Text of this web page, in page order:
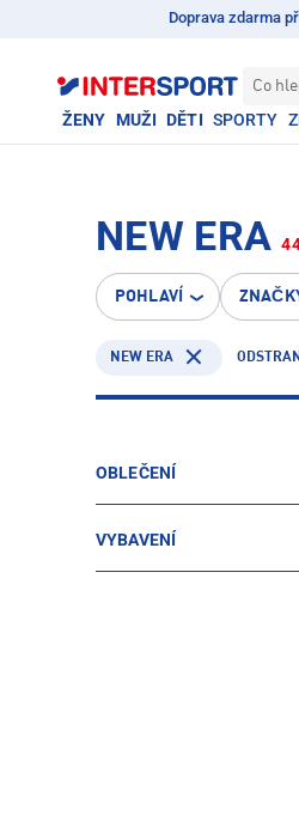
Doprava zdarma
Co
ŽENY MUŽI DĚTI SPORTY
NEW ERA
POHLAVÍ
NEW ERA
OBLEČENÍ
VYBAVENÍ